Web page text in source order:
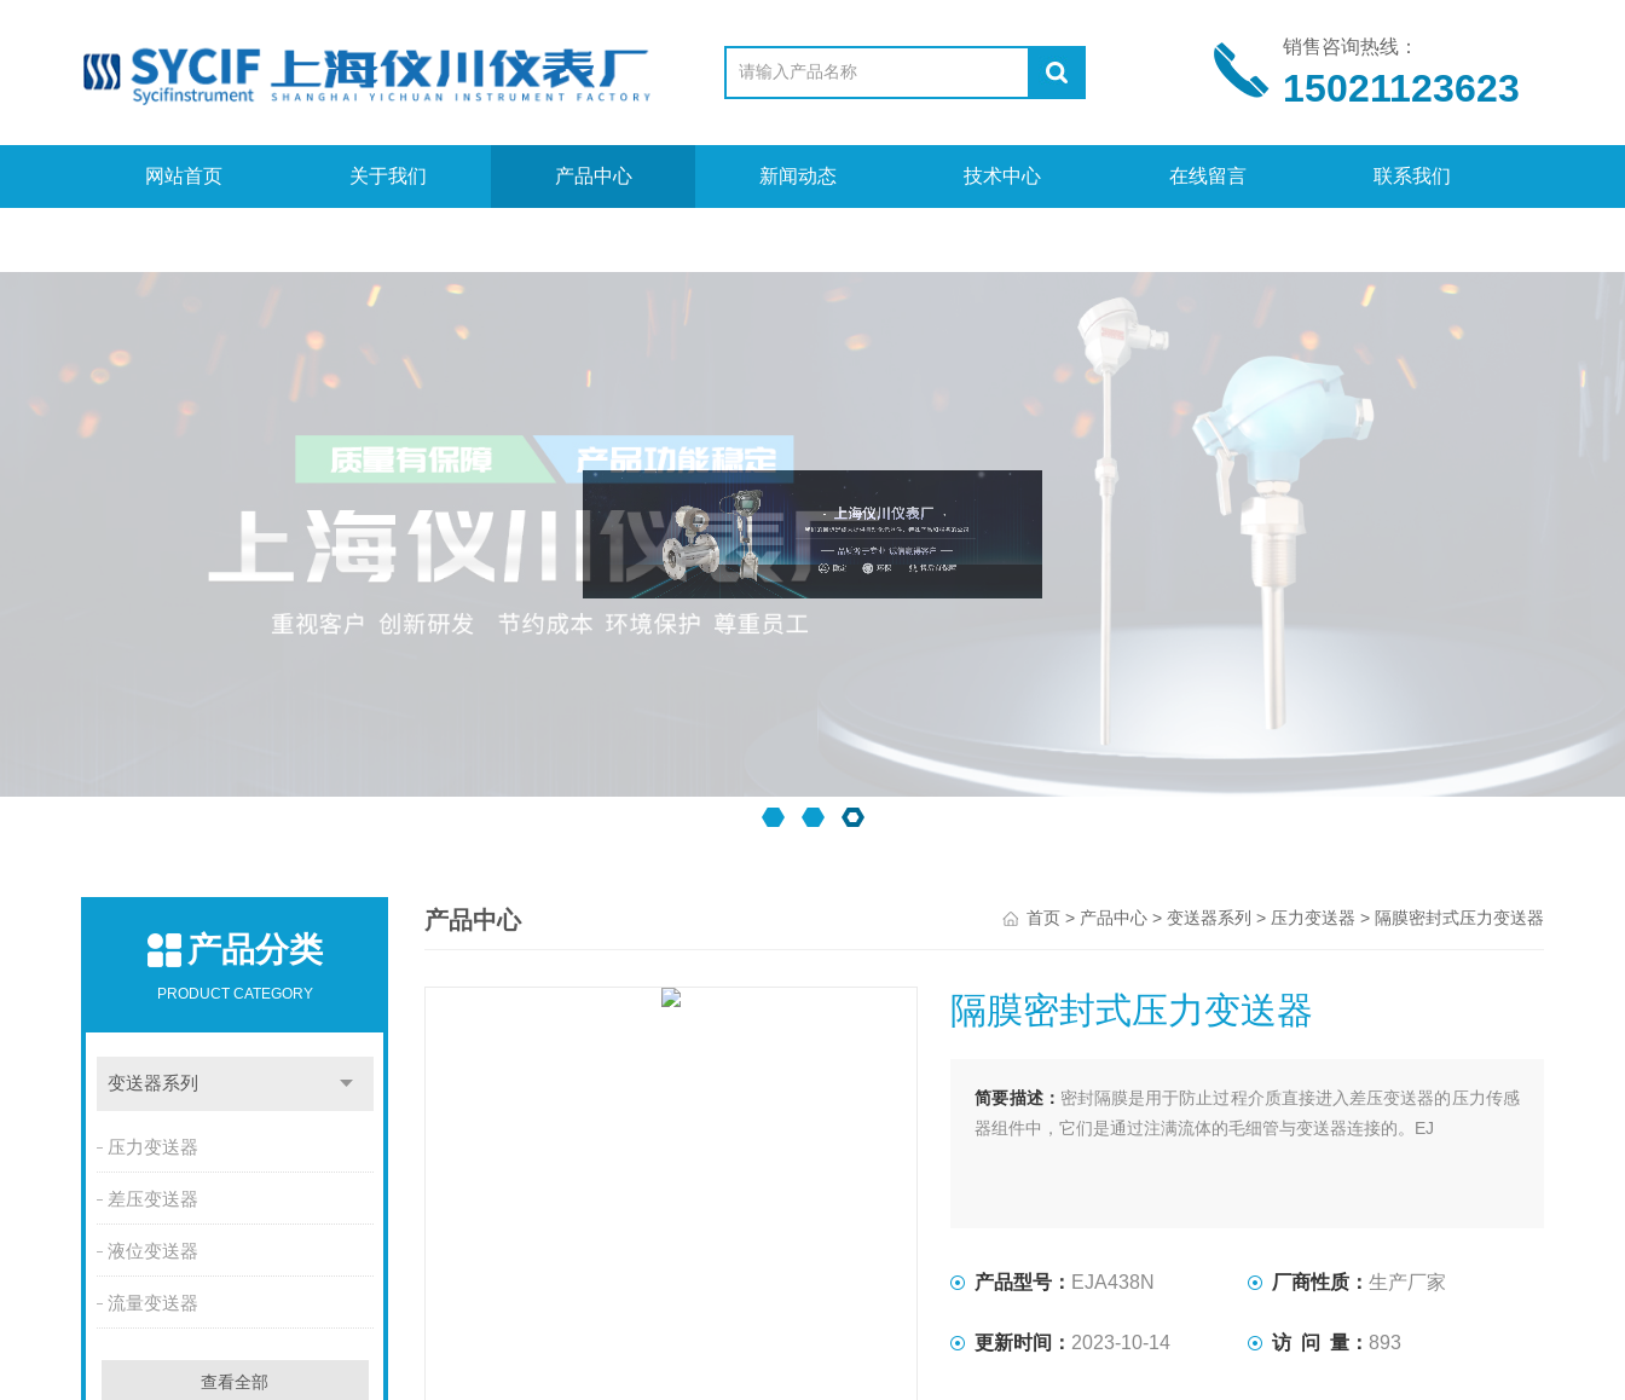
销售咨询热线：
15021123623
网站首页 关于我们 产品中心 新闻动态 技术中心 在线留言 联系我们
产品分类
PRODUCT CATEGORY
变送器系列
压力变送器
差压变送器
液位变送器
流量变送器
查看全部
产品中心 首页> 产品中心> 变送器系列 > 压力变送器 > 隔膜密封式压力变送器
隔膜密封式压力变送器
简要描述： 密封隔膜是用于防止过程介质直接进入差压变送器的压力传感
器组件中，它们是通过注满流体的毛细管与变送器连接的。EJ
产品型号： EJA438N 厂商性质： 生产厂家
更新时间： 2023-10-14 访 问 量： 893